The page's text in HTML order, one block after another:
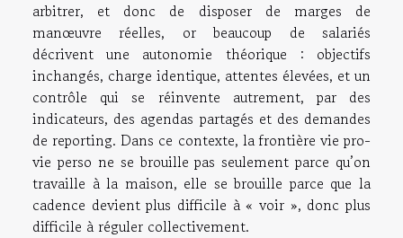
arbitrer, et donc de disposer de marges de
manœuvre réelles, or beaucoup de salariés
décrivent une autonomie théorique : objectifs
inchangés, charge identique, attentes élevées, et un
contrôle qui se réinvente autrement, par des
indicateurs, des agendas partagés et des demandes
de reporting. Dans ce contexte, la frontière vie pro-
vie perso ne se brouille pas seulement parce qu’on
travaille à la maison, elle se brouille parce que la
cadence devient plus difficile à « voir », donc plus
difficile à réguler collectivement.